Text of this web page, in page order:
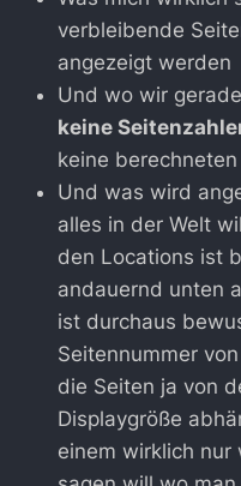
verbleibende
angezeigt werden
Und wo wir
keine
keine
Und was wird
alles in der Welt
den Locations ist
andauernd unten
ist durchaus
Seitennummer
die Seiten ja von
Displaygröße
einem wirklich nur